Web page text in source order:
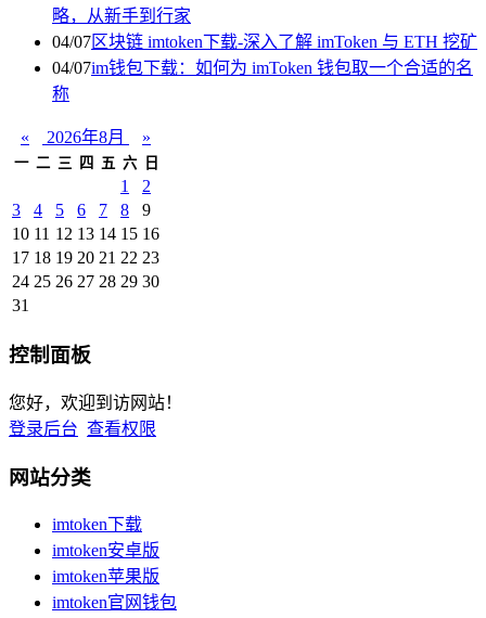
略，从新手到行家
04/07区块链 imtoken下载-深入了解 imToken 与 ETH 挖矿
04/07im钱包下载：如何为 imToken 钱包取一个合适的名
称
« 2026年8月 »
一 二 三 四 五 六 日
1
2
3
4 5 6 7 8
9
10 11 12 13 14 15 16
17 18 19 20 21 22 23
24 25 26 27 28 29 30
31
控制面板
您好，欢迎到访网站！
登录后台 查看权限
网站分类
imtoken下载
imtoken安卓版
imtoken苹果版
imtoken官网钱包